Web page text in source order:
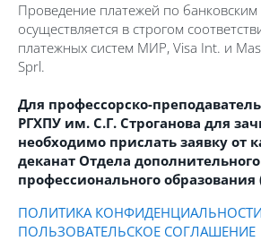
Проведение платежей по банковским
осуществляется в строгом
платежных систем МИР, Visa Int. и
Sprl.
Для профессорско-
РГХПУ им. С.Г. Строганова для
необходимо прислать заявку от
деканат Отдела дополнительного
профессионального образования
ПОЛИТИКА
ПОЛЬЗОВАТЕЛЬСКОЕ СОГЛАШЕНИЕ